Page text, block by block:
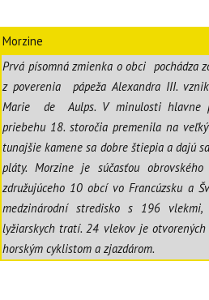
Morzine
Prvá písomná zmienka o obci pochádza
z poverenia pápeža Alexandra III.
Marie de Aulps. V minulosti hlavne
priebehu 18. storočia premenila na
tunajšie kamene sa dobre štiepia a dajú
pláty. Morzine je súčasťou
združujúceho 10 obcí vo Francúzsku a
medzinárodní stredisko s 196
lyžiarskych tratí. 24 vlekov je
horským cyklistom a zjazdárom.